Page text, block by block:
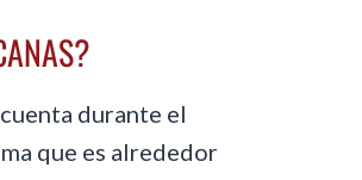
durante el
que es alrededor